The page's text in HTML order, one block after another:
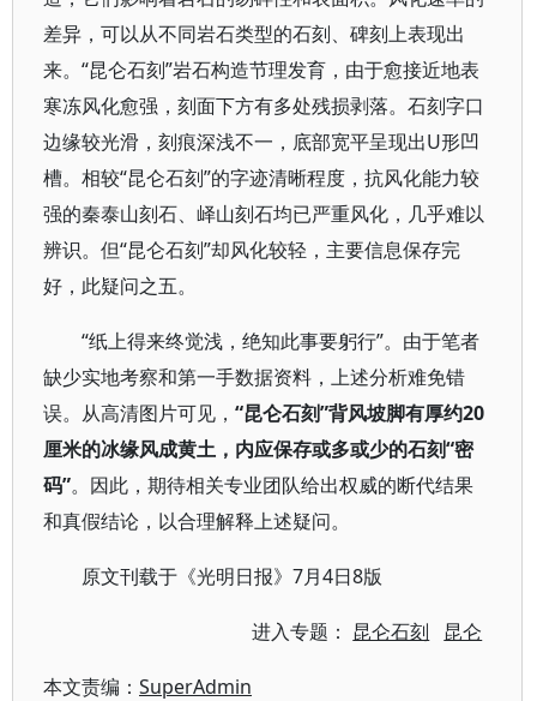
差异，可以从不同岩石类型的石刻、碑刻上表现出
来。“昆仑石刻”岩石构造节理发育，由于愈接近地表
寒冻风化愈强，刻面下方有多处残损剥落。石刻字口
边缘较光滑，刻痕深浅不一，底部宽平呈现出U形凹
槽。相较“昆仑石刻”的字迹清晰程度，抗风化能力较
强的秦泰山刻石、峄山刻石均已严重风化，几乎难以
辨识。但“昆仑石刻”却风化较轻，主要信息保存完
好，此疑问之五。
“纸上得来终觉浅，绝知此事要躬行”。由于笔者
缺少实地考察和第一手数据资料，上述分析难免错
误。从高清图片可见， “昆仑石刻”背风坡脚有厚约20
厘米的冰缘风成黄土，内应保存或多或少的石刻“密
码”。因此，期待相关专业团队给出权威的断代结果
和真假结论，以合理解释上述疑问。
原文刊载于《光明日报》7月4日8版
进入专题： 昆仑石刻 昆仑
本文责编： SuperAdmin